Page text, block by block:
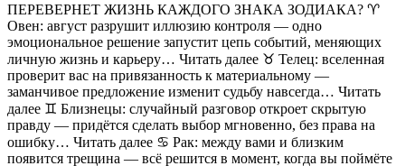
ПЕРЕВЕРНЕТ ЖИЗНЬ КАЖДОГО ЗНАКА ЗОДИАКА? ♈️
Овен: август разрушит иллюзию контроля — одно
эмоциональное решение запустит цепь событий, меняющих
личную жизнь и карьеру… Читать далее ♉️ Телец: вселенная
проверит вас на привязанность к материальному —
заманчивое предложение изменит судьбу навсегда… Читать
далее ♊️ Близнецы: случайный разговор откроет скрытую
правду — придётся сделать выбор мгновенно, без права на
ошибку… Читать далее ♋️ Рак: между вами и близким
появится трещина — всё решится в момент, когда вы поймёте